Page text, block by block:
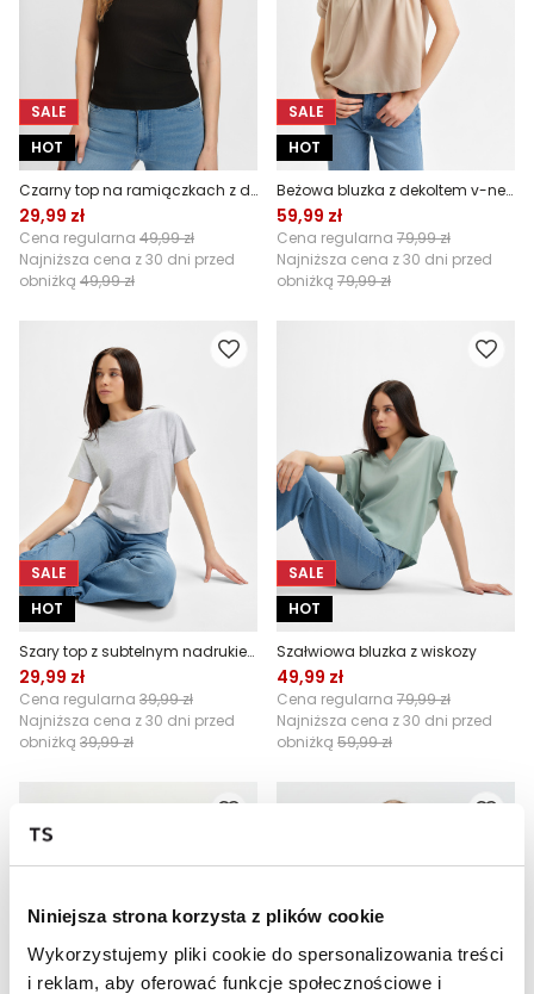
Niniejsza strona korzysta z plików cookie
Wykorzystujemy pliki cookie do spersonalizowania treści
i reklam, aby oferować funkcje społecznościowe i
SALE
HOT
Czarny top na ramiączkach z dekoltem v-neck
29,99 zł
Cena regularna 49,99 zł
Najniższa cena z 30 dni przed
obniżką 49,99 zł
SALE
HOT
Beżowa bluzka z dekoltem v-neck
59,99 zł
Cena regularna 79,99 zł
Najniższa cena z 30 dni przed
obniżką 79,99 zł
SALE
HOT
Szary top z subtelnym nadrukiem
29,99 zł
Cena regularna 39,99 zł
Najniższa cena z 30 dni przed
obniżką 39,99 zł
SALE
HOT
Szałwiowa bluzka z wiskozy
49,99 zł
Cena regularna 79,99 zł
Najniższa cena z 30 dni przed
obniżką 59,99 zł